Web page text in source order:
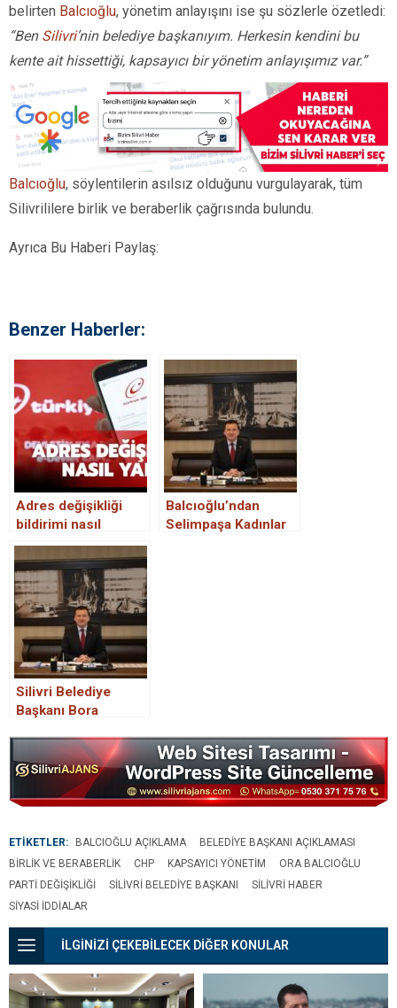
belirten Balcıoğlu, yönetim anlayışını ise şu sözlerle özetledi:
“Ben Silivri’nin belediye başkanıyım. Herkesin kendini bu
kente ait hissettiği, kapsayıcı bir yönetim anlayışımız var.”
Balcıoğlu, söylentilerin asılsız olduğunu vurgulayarak, tüm
Silivrililere birlik ve beraberlik çağrısında bulundu.
Ayrıca Bu Haberi Paylaş:
Benzer Haberler:
Adres değişikliği
bildirimi nasıl
yapılır? Adres
değişikliği bildirimi
e-devlet’ten yapılır
mı? İşte cevabı..
Balcıoğlu’ndan
Selimpaşa Kadınlar
Silivri Belediye
Başkanı Bora
Ekim Cumhuriyet
Bayramı Mesajı
ETİKETLER: BALCIOĞLU AÇIKLAMA
BELEDIYE BAŞKANI AÇIKLAMASI
BIRLIK VE BERABERLIK
CHP KAPSAYICI YÖNETIM
ORA BALCIOĞLU
PARTI DEĞIŞIKLIĞI
SILIVRI BELEDIYE BAŞKANI
SILIVRI HABER
SIYASI IDDIALAR
İLGİNİZİ ÇEKEBİLECEK DİĞER KONULAR